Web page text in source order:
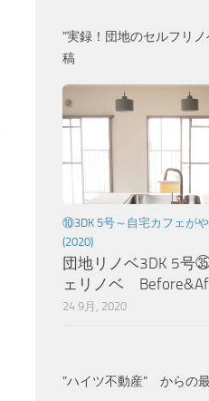
”実録！団地のセルフリ
稿
⑩3DK 5号～自宅カフェが
(2020)
団地リノベ3DK 5号
ェリノベ
24 9月, 2020
”ハイツ不動産” からの